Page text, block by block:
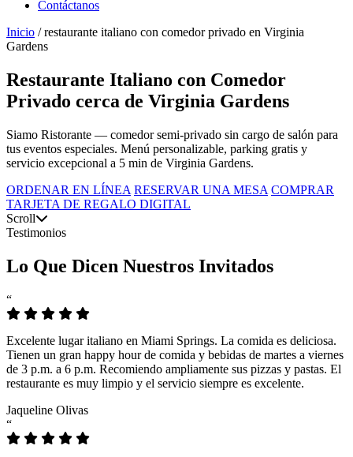
Contáctanos
Inicio / restaurante italiano con comedor privado en Virginia
Gardens
Restaurante Italiano con Comedor
Privado cerca de Virginia Gardens
Siamo Ristorante — comedor semi-privado sin cargo de salón para
tus eventos especiales. Menú personalizable, parking gratis y
servicio excepcional a 5 min de Virginia Gardens.
ORDENAR EN LÍNEA RESERVAR UNA MESA COMPRAR
TARJETA DE REGALO DIGITAL
Scroll
Testimonios
Lo Que Dicen Nuestros Invitados
“
Excelente lugar italiano en Miami Springs. La comida es deliciosa.
Tienen un gran happy hour de comida y bebidas de martes a viernes
de 3 p.m. a 6 p.m. Recomiendo ampliamente sus pizzas y pastas. El
restaurante es muy limpio y el servicio siempre es excelente.
Jaqueline Olivas
“